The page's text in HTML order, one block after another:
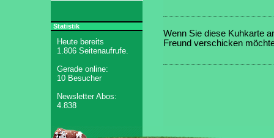
Statistik
Heute bereits
1.806 Seitenaufrufe.
Gerade online:
10 Besucher
Newsletter Abos:
4.838
Wenn Sie diese Kuhkarte
Freund verschicken